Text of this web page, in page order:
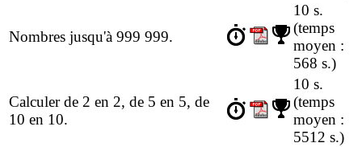
Nombres jusqu'à 999 999.
10 s.
(temps
moyen :
568 s.)
Calculer de 2 en 2, de 5 en 5, de
10 en 10.
10 s.
(temps
moyen :
5512 s.)